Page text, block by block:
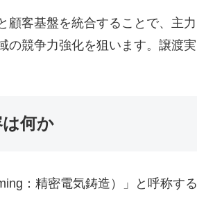
客基盤を統合することで、主力
の競争力強化を狙います。譲渡実
何か
：精密電気鋳造）」と呼称する